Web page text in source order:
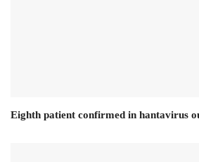
Eighth patient confirmed in hantavirus